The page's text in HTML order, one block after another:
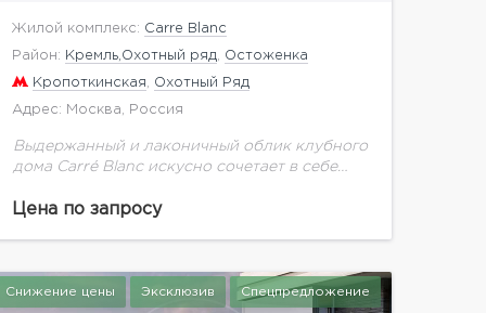
Жилой комплекс: Carre Blanc
Район: Кремль,Охотный ряд Остоженка
Кропоткинская Охотный Ряд
Адрес: Москва, Россия
Выдержанный и лаконичный облик клубного
дома Carré Blanc искусно сочетает в себе
легендарному историческому кварталу с
натурального камня с...
Цена по запросу
Снижение цены Эксклюзив Спецпредложение